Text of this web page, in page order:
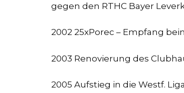
gegen den RTHC Bayer
2002 25xPorec – Empfang
2003 Renovierung des
2005 Aufstieg in die Westf.